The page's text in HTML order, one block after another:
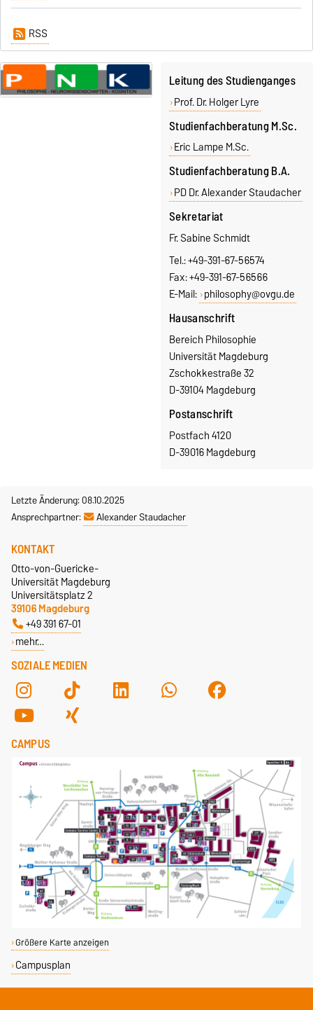
RSS
Leitung des Studienganges
Prof. Dr. Holger Lyre
Studienfachberatung M.Sc.
Eric Lampe M.Sc.
Studienfachberatung B.A.
PD Dr. Alexander Staudacher
Sekretariat
Fr. Sabine Schmidt
Tel.: +49-391-67-56574
Fax: +49-391-67-56566
E-Mail: philosophy@ovgu.de
Hausanschrift
Bereich Philosophie
Universität Magdeburg
Zschokkestraße 32
D-39104 Magdeburg
Postanschrift
Postfach 4120
D-39016 Magdeburg
Letzte Änderung: 08.10.2025
Ansprechpartner:
Alexander Staudacher
SOZIALE MEDIEN
KONTAKT
Otto-von-Guericke-
Universität Magdeburg
Universitätsplatz 2
39106 Magdeburg
+49 391 67-01
mehr…
CAMPUS
Größere Karte anzeigen
Campusplan